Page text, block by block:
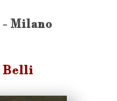
- Milano
Belli